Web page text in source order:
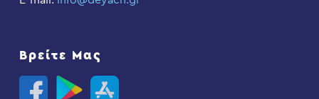
Βρείτε Μας